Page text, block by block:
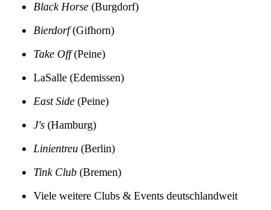
Black Horse (Burgdorf)
Bierdorf(Gifhorn)
Take Off(Peine)
LaSalle (Edemissen)
East Side (Peine)
J's (Hamburg)
Linientreu (Berlin)
Tink Club (Bremen)
Viele weitere Clubs & Events deutschlandweit